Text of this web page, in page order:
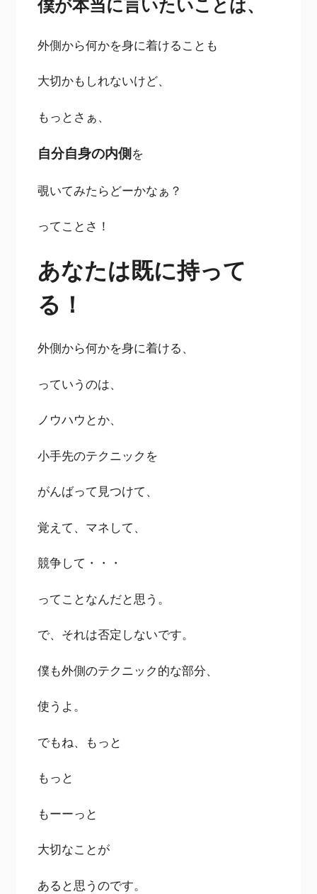
僕が本当に言いたいことは、
外側から何かを身に着けることも
大切かもしれないけど、
もっとさぁ、
自分自身の内側を
覗いてみたらどーかなぁ？
ってことさ！
あなたは既に持って
る！
外側から何かを身に着ける、
っていうのは、
ノウハウとか、
小手先のテクニックを
がんばって見つけて、
覚えて、マネして、
競争して・・・
ってことなんだと思う。
で、それは否定しないです。
僕も外側のテクニック的な部分、
使うよ。
でもね、もっと
もっと
もーーっと
大切なことが
あると思うのです。